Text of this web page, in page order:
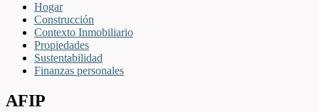
Hogar
Construcción
Contexto Inmobiliario
Propiedades
Sustentabilidad
Finanzas personales
AFIP